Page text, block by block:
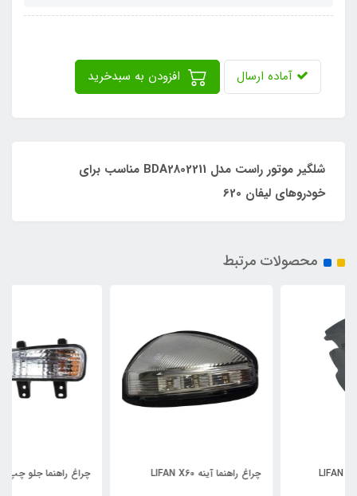
آماده ارسال
شلگیر موتور راست مدل BDA2802211 مناسب برای
خودروهای لیفان 620
محصولات مرتبط
چراغ راهنما آینه LIFAN X60 چراغ راهنما جلو چپ LIFAN X60